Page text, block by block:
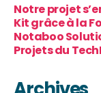
Notre projet
Kit grâce à la
Notaboo
Projets du